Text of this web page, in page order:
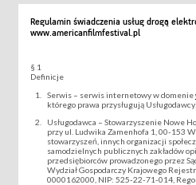
Regulamin świadczenia usług drogą
www.americanfilmfestival.pl
§ 1
Definicje
Serwis – serwis internetowy w domenie
którego prawa przysługują Usługodawcy;
Usługodawca – Stowarzyszenie Nowe
przy ul. Ludwika Zamenhofa 1, 00-153
stowarzyszeń, innych organizacji
samodzielnych publicznych zakładów
przedsiębiorców prowadzonego przez
Wydział Gospodarczy Krajowego
0000162000, NIP: 525-22-71-014,